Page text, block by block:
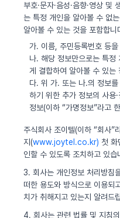
부호·문자·음성·음향·영상
는 특정 개인을 알아볼 수 없
알아볼 수 있는 것을 포함합니
가. 이름, 주민등록번호 등
나. 해당 정보만으로는 특정
게 결합하여 알아볼 수 있는
다. 위 가. 또는 나.의 정보
하기 위한 추가 정보의 사용
정보(이하 “가명정보”라고
주식회사 조이텔(이하 “회사”
지(www.joytel.co.kr) 첫 화
인할 수 있도록 조치하고 있습
3. 회사는 개인정보 처리방침
떠한 용도와 방식으로 이용되
치가 취해지고 있는지 알려드
4. 회사는 관련 법률 및 지침